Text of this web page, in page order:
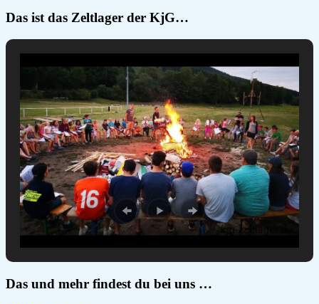
Das ist das Zeltlager der KjG…
Das und mehr findest du bei uns …